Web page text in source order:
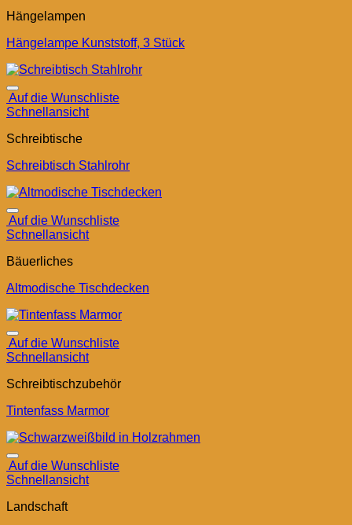
Hängelampen
Hängelampe Kunststoff, 3 Stück
Auf die Wunschliste
Schnellansicht
Schreibtische
Schreibtisch Stahlrohr
Auf die Wunschliste
Schnellansicht
Bäuerliches
Altmodische Tischdecken
Auf die Wunschliste
Schnellansicht
Schreibtischzubehör
Tintenfass Marmor
Auf die Wunschliste
Schnellansicht
Landschaft